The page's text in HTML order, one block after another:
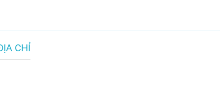
CHỈ